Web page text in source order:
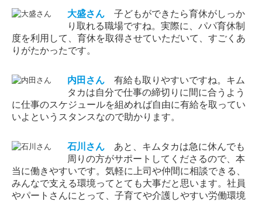
大盛さん子どもができたら育休がしっか
り取れる職場ですね。実際に、パパ育休制
度を利用して、育休を取得させていただいて、すごくあ
りがたかったです。
内田 さん有給も取りやすいですね。キム
タカは自分で仕事の締切りに間に合うよう
に仕事のスケジュールを組めれば自由に有給を取ってい
いよというスタンスなので助かります。
石川 さんあと、キムタカは急に休んでも
周りの方がサポートしてくださるので、本
当に働きやすいです。気軽に上司や仲間に相談できる、
みんなで支える環境ってとても大事だと思います。社員
やパートさんにとって、子育てや介護しやすい労働環境